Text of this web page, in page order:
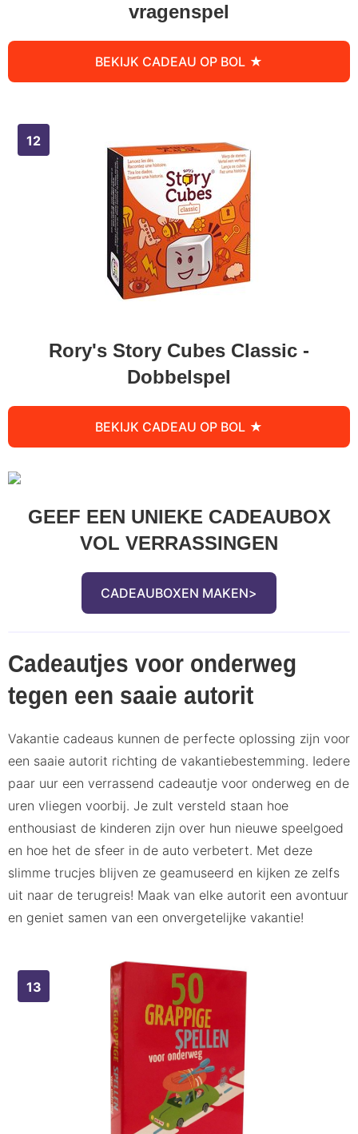
vragenspel
BEKIJK CADEAU OP BOL
Rory's Story Cubes Classic -
Dobbelspel
BEKIJK CADEAU OP BOL
GEEF EEN UNIEKE CADEAUBOX
VOL VERRASSINGEN
CADEAUBOXEN MAKEN
Cadeautjes voor onderweg
tegen een saaie autorit
Vakantie cadeaus kunnen de perfecte oplossing zijn voor
een saaie autorit richting de vakantiebestemming. Iedere
paar uur een verrassend cadeautje voor onderweg en de
uren vliegen voorbij. Je zult versteld staan hoe
enthousiast de kinderen zijn over hun nieuwe speelgoed
en hoe het de sfeer in de auto verbetert. Met deze
slimme trucjes blijven ze geamuseerd en kijken ze zelfs
uit naar de terugreis! Maak van elke autorit een avontuur
en geniet samen van een onvergetelijke vakantie!